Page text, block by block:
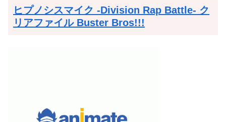
ヒプノシスマイク -Division Rap Battle- ク
リアファイル Buster Bros!!!